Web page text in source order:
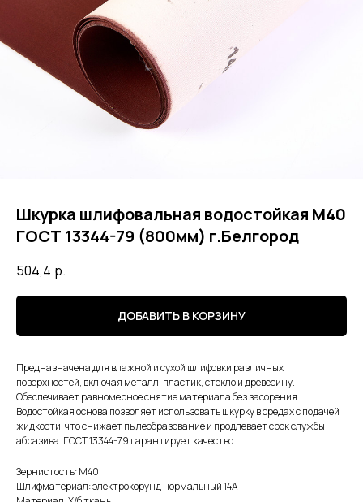
Шкурка шлифовальная водостойкая М40
ГОСТ 13344-79 (800мм) г.Белгород
504,4 р.
ДОБАВИТЬ В КОРЗИНУ
Предназначена для влажной и сухой шлифовки различных
поверхностей, включая металл, пластик, стекло и древесину.
Обеспечивает равномерное снятие материала без засорения.
Водостойкая основа позволяет использовать шкурку в средах с подачей
жидкости, что снижает пылеобразование и продлевает срок службы
абразива. ГОСТ 13344-79 гарантирует качество.
Зернистость: М40
Шлифматериал: электрокорунд нормальный 14А